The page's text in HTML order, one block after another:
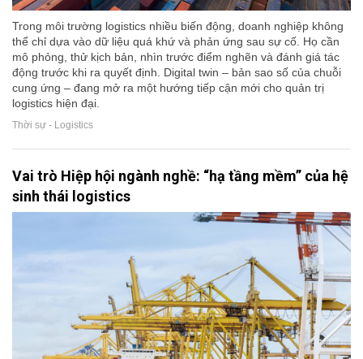
Trong môi trường logistics nhiều biến động, doanh nghiệp không
thể chỉ dựa vào dữ liệu quá khứ và phản ứng sau sự cố. Họ cần
mô phỏng, thử kịch bản, nhìn trước điểm nghẽn và đánh giá tác
động trước khi ra quyết định. Digital twin – bản sao số của chuỗi
cung ứng – đang mở ra một hướng tiếp cận mới cho quản trị
logistics hiện đại.
Thời sự - Logistics
Vai trò Hiệp hội ngành nghề: “hạ tầng mềm” của hệ
sinh thái logistics